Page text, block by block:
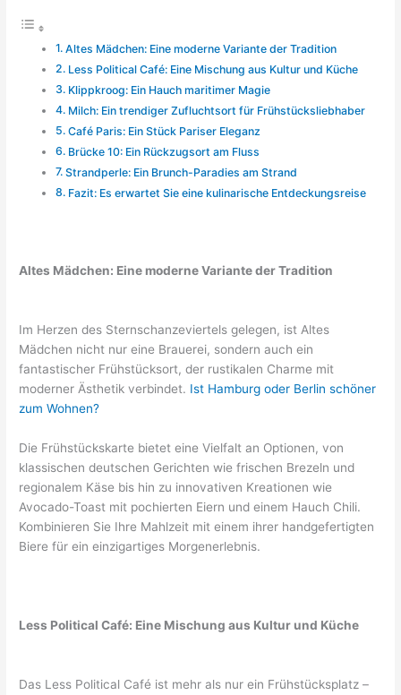
Altes Mädchen: Eine moderne Variante der Tradition
Less Political Café: Eine Mischung aus Kultur und Küche
Klippkroog: Ein Hauch maritimer Magie
Milch: Ein trendiger Zufluchtsort für Frühstücksliebhaber
Café Paris: Ein Stück Pariser Eleganz
Brücke 10: Ein Rückzugsort am Fluss
Strandperle: Ein Brunch-Paradies am Strand
Fazit: Es erwartet Sie eine kulinarische Entdeckungsreise
Altes Mädchen: Eine moderne Variante der Tradition
Im Herzen des Sternschanzeviertels gelegen, ist Altes
Mädchen nicht nur eine Brauerei, sondern auch ein
fantastischer Frühstücksort, der rustikalen Charme mit
moderner Ästhetik verbindet. Ist Hamburg oder Berlin schöner
zum Wohnen?
Die Frühstückskarte bietet eine Vielfalt an Optionen, von
klassischen deutschen Gerichten wie frischen Brezeln und
regionalem Käse bis hin zu innovativen Kreationen wie
Avocado-Toast mit pochierten Eiern und einem Hauch Chili.
Kombinieren Sie Ihre Mahlzeit mit einem ihrer handgefertigten
Biere für ein einzigartiges Morgenerlebnis.
Less Political Café: Eine Mischung aus Kultur und Küche
Das Less Political Café ist mehr als nur ein Frühstücksplatz –